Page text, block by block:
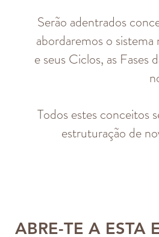
​Serão adentrados
abordaremos o
e seus Ciclos, as Fases
Todos estes conceitos
estruturação de
ABRE-TE A ESTA